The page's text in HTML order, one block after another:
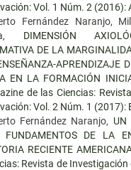
Vol. 1 Núm. 2 (2016):
Fernández Naranjo,
DIMENSIÓN
DE LA
APRENDIZAJE
EN LA FORMACIÓN
de las Ciencias:
Vol. 2 Núm. 1 (2017):
Fernández Naranjo, UN
FUNDAMENTOS DE LA
RECIENTE
Revista de